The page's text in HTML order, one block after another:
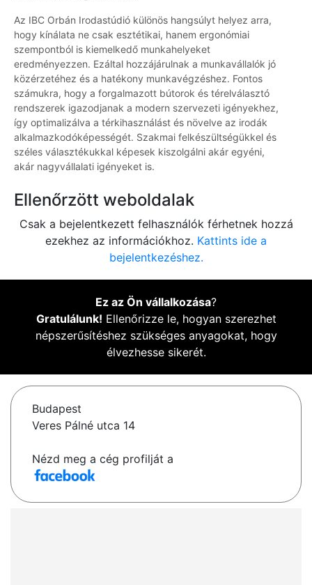
Az IBC Orbán Irodastúdió különös hangsúlyt helyez arra,
hogy kínálata ne csak esztétikai, hanem ergonómiai
szempontból is kiemelkedő munkahelyeket
eredményezzen. Ezáltal hozzájárulnak a munkavállalók jó
közérzetéhez és a hatékony munkavégzéshez. Fontos
számukra, hogy a forgalmazott bútorok és térelválasztó
rendszerek igazodjanak a modern szervezeti igényekhez,
így optimalizálva a térkihasználást és növelve az irodák
alkalmazkodóképességét. Szakmai felkészültségükkel és
széles választékukkal képesek kiszolgálni akár egyéni,
akár nagyvállalati igényeket is.
Ellenőrzött weboldalak
Csak a bejelentkezett felhasználók férhetnek hozzá
ezekhez az információkhoz. Kattints ide a
bejelentkezéshez.
Ez az Ön vállalkozása?
Gratulálunk! Ellenőrizze le, hogyan szerezhet
népszerűsítéshez szükséges anyagokat, hogy
élvezhesse sikerét.
Budapest
Veres Pálné utca 14
Nézd meg a cég profilját a